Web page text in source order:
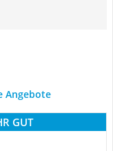
Angebote
GUT